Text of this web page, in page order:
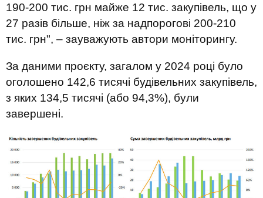
190-200 тис. грн майже 12 тис. закупівель, що у
27 разів більше, ніж за надпорогові 200-210
тис. грн", – зауважують автори моніторингу.
За даними проєкту, загалом у 2024 році було
оголошено 142,6 тисячі будівельних закупівель,
з яких 134,5 тисячі (або 94,3%), були
завершені.​